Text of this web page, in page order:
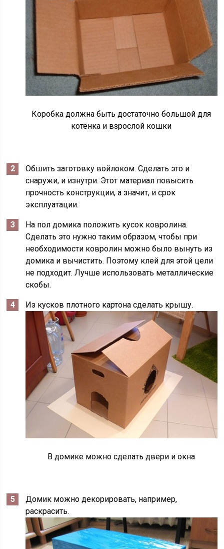
Коробка должна быть достаточно большой для
котёнка и взрослой кошки
Обшить заготовку войлоком. Сделать это и
снаружи, и изнутри. Этот материал повысить
прочность конструкции, а значит, и срок
эксплуатации.
На пол домика положить кусок ковролина.
Сделать это нужно таким образом, чтобы при
необходимости ковролин можно было вынуть из
домика и вычистить. Поэтому клей для этой цели
не подходит. Лучше использовать металлические
скобы.
Из кусков плотного картона сделать крышу.
В домике можно сделать двери и окна
Домик можно декорировать, например,
раскрасить.